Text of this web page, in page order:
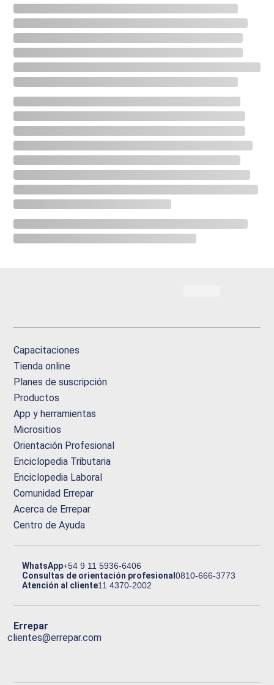
Capacitaciones
Tienda online
Planes de suscripción
Productos
App y herramientas
Micrositios
Orientación Profesional
Enciclopedia Tributaria
Enciclopedia Laboral
Comunidad Errepar
Acerca de Errepar
Centro de Ayuda
WhatsApp+54 9 11 5936-6406
Consultas de orientación profesional0810-666-3773
Atención al cliente11 4370-2002
Errepar
clientes@errepar.com